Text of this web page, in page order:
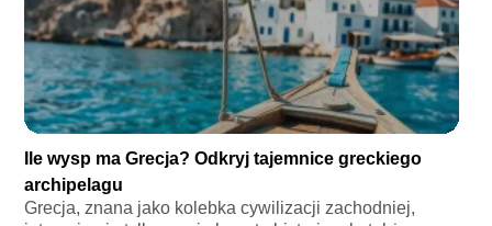
Ile wysp ma Grecja? Odkryj tajemnice greckiego
archipelagu
Grecja, znana jako kolebka cywilizacji zachodniej,